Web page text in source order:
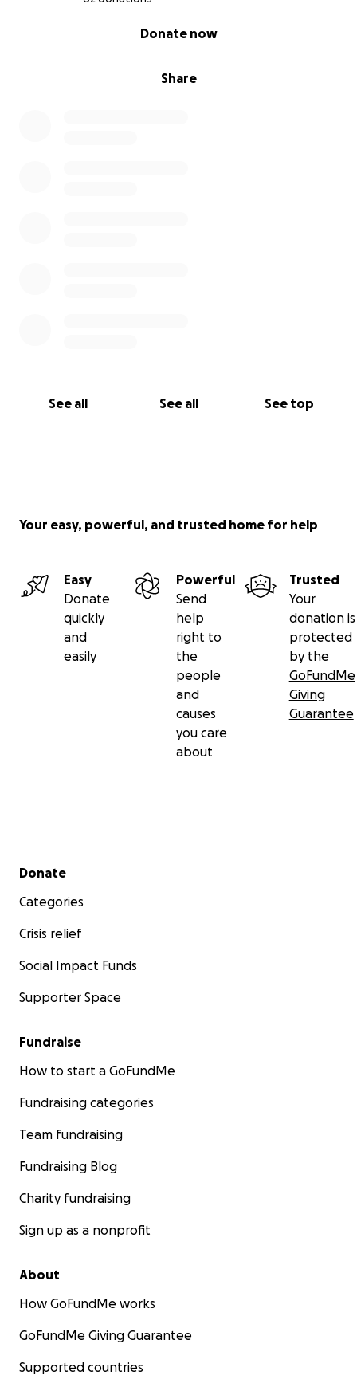
Share
Donate now
See all See all See top
Your easy, powerful, and trusted home for help
Easy
Donate
quickly
and
easily
Powerful
Send
help
right to
the
people
and
causes
you care
about
Trusted
Your
donation is
protected
by the
GoFundMe
Giving
Guarantee
Secondary menu
Donate
Categories
Crisis relief
Social Impact Funds
Supporter Space
Fundraise
How to start a GoFundMe
Fundraising categories
Team fundraising
Fundraising Blog
Charity fundraising
Sign up as a nonprofit
About
How GoFundMe works
GoFundMe Giving Guarantee
Supported countries